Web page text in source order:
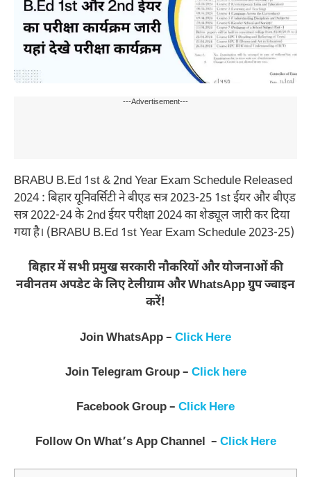
---Advertisement---
BRABU B.Ed 1st & 2nd Year Exam Schedule Released
2024 : बिहार यूनिवर्सिटी ने बीएड सत्र 2023-25 1st ईयर और बीएड
सत्र 2022-24 के 2nd ईयर परीक्षा 2024 का शेड्यूल जारी कर दिया
गया है। (BRABU B.Ed 1st Year Exam Schedule 2023-25)
बिहार में सभी प्रमुख सरकारी नौकरियों और योजनाओं की
नवीनतम अपडेट के लिए टेलीग्राम और WhatsApp ग्रुप ज्वाइन
करें!
Join WhatsApp – Click Here
Join Telegram Group – Click here
Facebook Group – Click Here
Follow On What’s App Channel – Click Here